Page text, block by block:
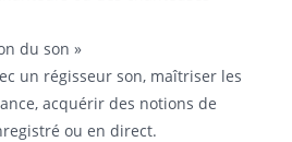
du son »
un régisseur son, maîtriser les
acquérir des notions de
ou en direct.